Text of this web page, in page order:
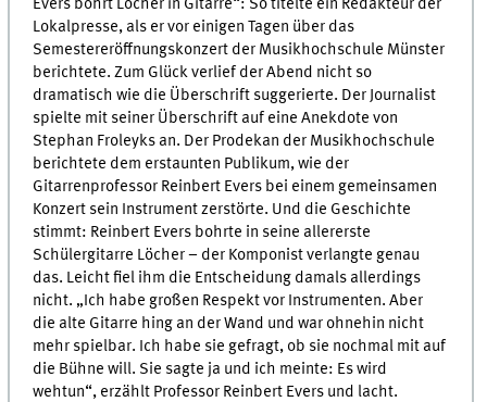
Evers bohrt Löcher in Gitarre“: So titelte ein Redakteur der
Lokalpresse, als er vor einigen Tagen über das
Semestereröffnungskonzert der Musikhochschule Münster
berichtete. Zum Glück verlief der Abend nicht so
dramatisch wie die Überschrift suggerierte. Der Journalist
spielte mit seiner Überschrift auf eine Anekdote von
Stephan Froleyks an. Der Prodekan der Musikhochschule
berichtete dem erstaunten Publikum, wie der
Gitarrenprofessor Reinbert Evers bei einem gemeinsamen
Konzert sein Instrument zerstörte. Und die Geschichte
stimmt: Reinbert Evers bohrte in seine allererste
Schülergitarre Löcher – der Komponist verlangte genau
das. Leicht fiel ihm die Entscheidung damals allerdings
nicht. „Ich habe großen Respekt vor Instrumenten. Aber
die alte Gitarre hing an der Wand und war ohnehin nicht
mehr spielbar. Ich habe sie gefragt, ob sie nochmal mit auf
die Bühne will. Sie sagte ja und ich meinte: Es wird
wehtun“, erzählt Professor Reinbert Evers und lacht.